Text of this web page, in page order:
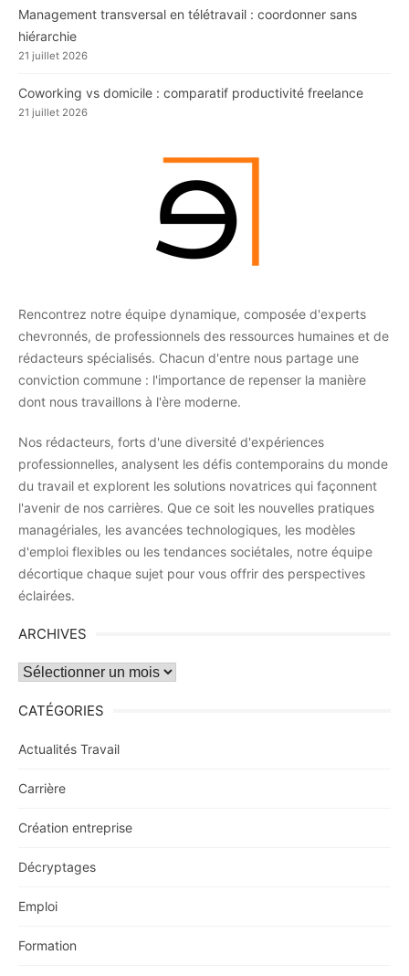
Management transversal en télétravail : coordonner sans
hiérarchie
21 juillet 2026
Coworking vs domicile : comparatif productivité freelance
21 juillet 2026
Rencontrez notre équipe dynamique, composée d'experts
chevronnés, de professionnels des ressources humaines et de
rédacteurs spécialisés. Chacun d'entre nous partage une
conviction commune : l'importance de repenser la manière
dont nous travaillons à l'ère moderne.
Nos rédacteurs, forts d'une diversité d'expériences
professionnelles, analysent les défis contemporains du monde
du travail et explorent les solutions novatrices qui façonnent
l'avenir de nos carrières. Que ce soit les nouvelles pratiques
managériales, les avancées technologiques, les modèles
d'emploi flexibles ou les tendances sociétales, notre équipe
décortique chaque sujet pour vous offrir des perspectives
éclairées.
ARCHIVES
Archives
CATÉGORIES
Actualités Travail
Carrière
Création entreprise
Décryptages
Emploi
Formation